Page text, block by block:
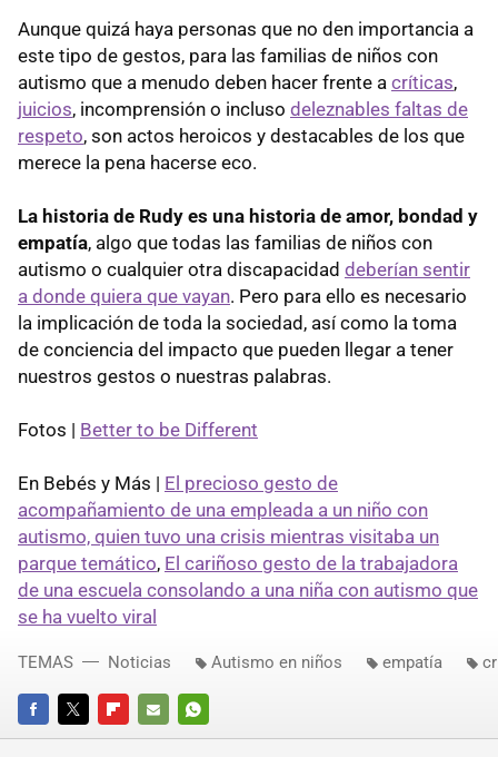
Aunque quizá haya personas que no den importancia a
este tipo de gestos, para las familias de niños con
autismo que a menudo deben hacer frente a críticas,
juicios, incomprensión o incluso deleznables faltas de
respeto, son actos heroicos y destacables de los que
merece la pena hacerse eco.
La historia de Rudy es una historia de amor, bondad y
empatía, algo que todas las familias de niños con
autismo o cualquier otra discapacidad deberían sentir
a donde quiera que vayan. Pero para ello es necesario
la implicación de toda la sociedad, así como la toma
de conciencia del impacto que pueden llegar a tener
nuestros gestos o nuestras palabras.
Fotos | Better to be Different
En Bebés y Más | El precioso gesto de
acompañamiento de una empleada a un niño con
autismo, quien tuvo una crisis mientras visitaba un
parque temático, El cariñoso gesto de la trabajadora
de una escuela consolando a una niña con autismo que
se ha vuelto viral
FACEBOOKTWITTERFLIPBOARD
E-
WHATSAPP
TEMAS Noticias Autismo en niños empatía